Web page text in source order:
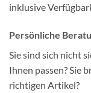
inklusive
Persönliche
Sie sind sich nicht
Ihnen passen? Sie
richtigen Artikel?